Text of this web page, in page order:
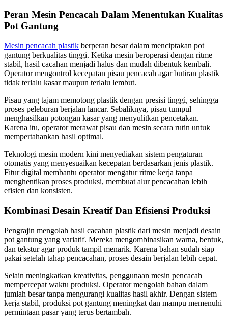
Peran Mesin Pencacah Dalam Menentukan Kualitas
Pot Gantung
Mesin pencacah plastik berperan besar dalam menciptakan pot
gantung berkualitas tinggi. Ketika mesin beroperasi dengan ritme
stabil, hasil cacahan menjadi halus dan mudah dibentuk kembali.
Operator mengontrol kecepatan pisau pencacah agar butiran plastik
tidak terlalu kasar maupun terlalu lembut.
Pisau yang tajam memotong plastik dengan presisi tinggi, sehingga
proses peleburan berjalan lancar. Sebaliknya, pisau tumpul
menghasilkan potongan kasar yang menyulitkan pencetakan.
Karena itu, operator merawat pisau dan mesin secara rutin untuk
mempertahankan hasil optimal.
Teknologi mesin modern kini menyediakan sistem pengaturan
otomatis yang menyesuaikan kecepatan berdasarkan jenis plastik.
Fitur digital membantu operator mengatur ritme kerja tanpa
menghentikan proses produksi, membuat alur pencacahan lebih
efisien dan konsisten.
Kombinasi Desain Kreatif Dan Efisiensi Produksi
Pengrajin mengolah hasil cacahan plastik dari mesin menjadi desain
pot gantung yang variatif. Mereka mengombinasikan warna, bentuk,
dan tekstur agar produk tampil menarik. Karena bahan sudah siap
pakai setelah tahap pencacahan, proses desain berjalan lebih cepat.
Selain meningkatkan kreativitas, penggunaan mesin pencacah
mempercepat waktu produksi. Operator mengolah bahan dalam
jumlah besar tanpa mengurangi kualitas hasil akhir. Dengan sistem
kerja stabil, produksi pot gantung meningkat dan mampu memenuhi
permintaan pasar yang terus bertambah.